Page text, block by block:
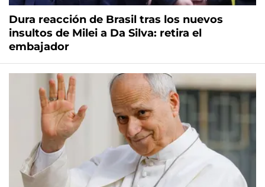
Dura reacción de Brasil tras los nuevos
insultos de Milei a Da Silva: retira el
embajador